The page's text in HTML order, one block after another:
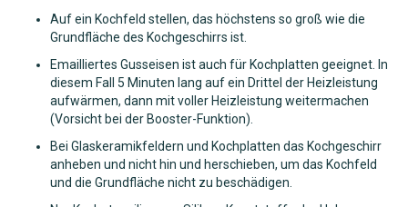
Auf ein Kochfeld stellen, das höchstens so groß wie die
Grundfläche des Kochgeschirrs ist.
Emailliertes Gusseisen ist auch für Kochplatten geeignet. In
diesem Fall 5 Minuten lang auf ein Drittel der Heizleistung
aufwärmen, dann mit voller Heizleistung weitermachen
(Vorsicht bei der Booster-Funktion).
Bei Glaskeramikfeldern und Kochplatten das Kochgeschirr
anheben und nicht hin und herschieben, um das Kochfeld
und die Grundfläche nicht zu beschädigen.